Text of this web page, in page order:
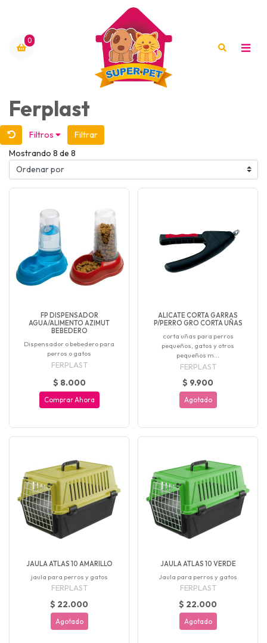
0
Ferplast
Filtros
Filtrar
Mostrando 8 de 8
FP DISPENSADOR
AGUA/ALIMENTO AZIMUT
BEBEDERO
Dispensador o bebedero para
perros o gatos
FERPLAST
$ 8.000
Comprar Ahora
ALICATE CORTA GARRAS
P/PERRO GRO CORTA UÑAS
corta uñas para perros
pequeños, gatos y otros
pequeños m...
FERPLAST
$ 9.900
Agotado
JAULA ATLAS 10 AMARILLO
jaula para perros y gatos
FERPLAST
$ 22.000
Agotado
JAULA ATLAS 10 VERDE
Jaula para perros y gatos
FERPLAST
$ 22.000
Agotado